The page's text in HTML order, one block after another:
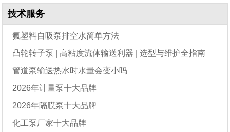
技术服务
氟塑料自吸泵排空水简单方法
凸轮转子泵 | 高粘度流体输送利器 | 选型与维护全指南
管道泵输送热水时水量会变小吗
2026年计量泵十大品牌
2026年隔膜泵十大品牌
化工泵厂家十大品牌